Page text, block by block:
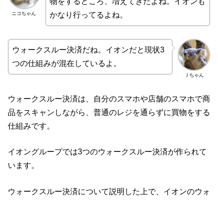
ニコちゃん
かなり行ってるよね。
Ｊちゃん
ウォークスルー決済だね。イオンだと現状3
つの仕組みが混在しているよ。
ウォークスルー決済は、自分のスマホや店舗のスマホで商
品をスキャンしながら、普通のレジを通らずに買物をする
仕組みです。
イオングループでは3つのウォークスルー決済が作られて
います。
ウォークスルー決済について説明した上で、イオンのウォ